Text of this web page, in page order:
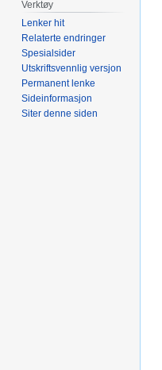
Verktøy
Lenker hit
Relaterte endringer
Spesialsider
Utskriftsvennlig versjon
Permanent lenke
Sideinformasjon
Siter denne siden